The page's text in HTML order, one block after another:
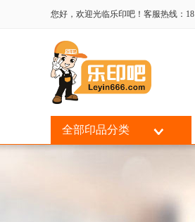
您好，欢迎光临乐印吧！客服热线：
全部印品分类